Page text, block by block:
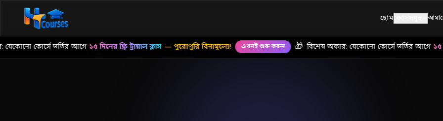
কোর্সে ভর্তির আগে ১৫ দিনের ফ্রি ট্রায়াল ক্লাস — পুরোপুরি বিনামূল্যে! এখনই শুরু করুন 🎁 বিশেষ অফার: যেকোনো কোর্সে ভর্তির আগে ১৫
হোম